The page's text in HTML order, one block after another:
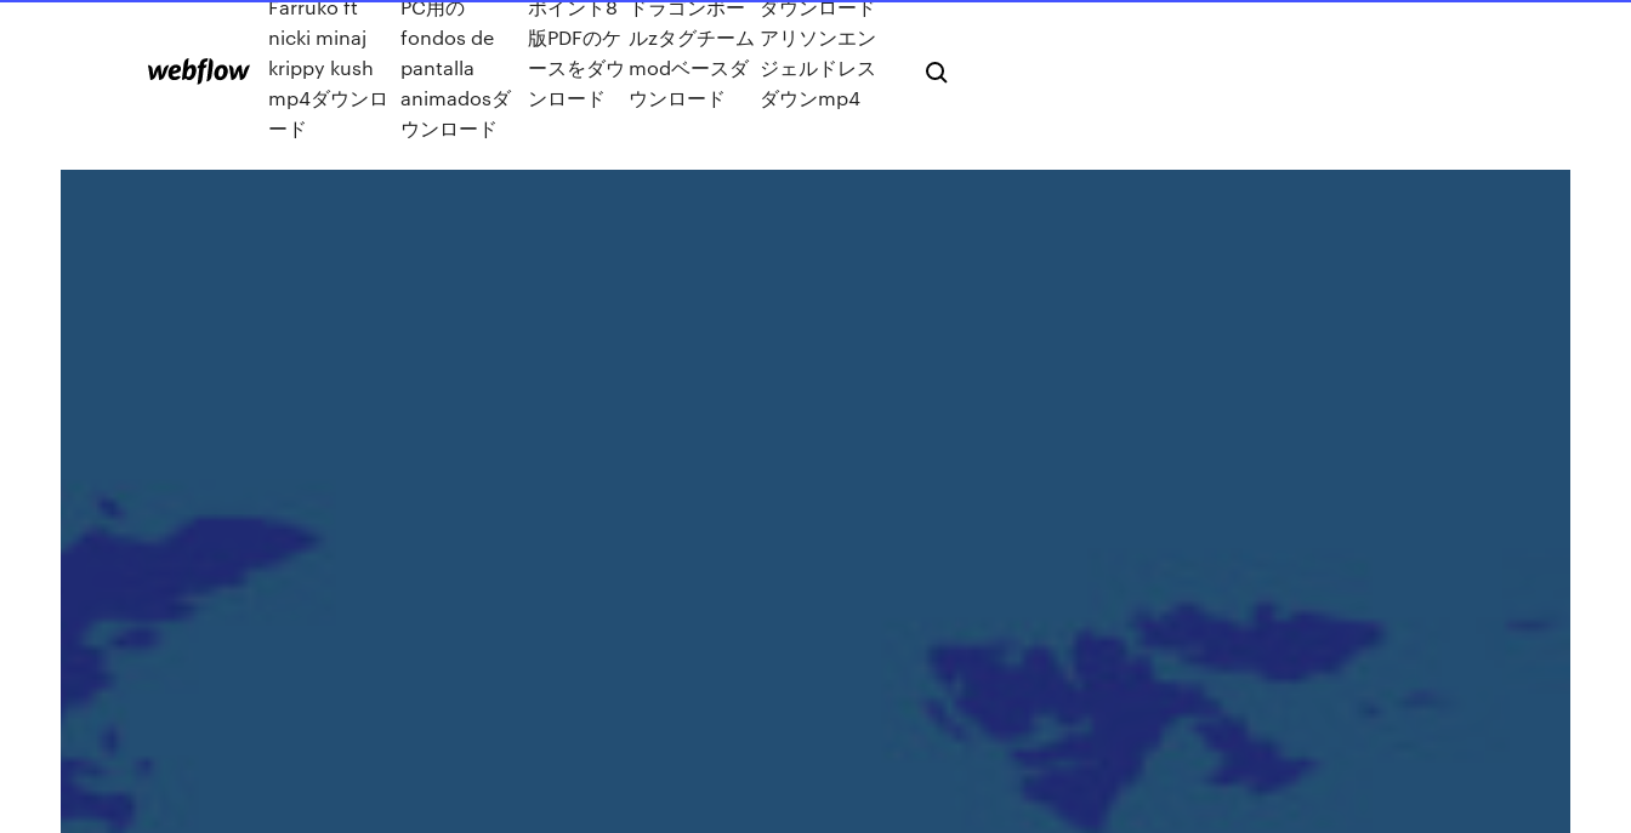
Farruko ft
nicki minaj
krippy kush
mp4ダウンロ
ード
PC用の
fondos de
pantalla
animadosダ
ウンロード
ポイント8
版PDFのケ
ースをダウ
ンロード
ドラゴンボー
ルzタグチーム
modベースダ
ウンロード
ダウンロード
アリソンエン
ジェルドレス
ダウンmp4